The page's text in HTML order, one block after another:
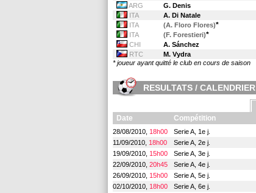
ARG
G. Denis
ITA
A. Di Natale
ITA
(A. Floro Flores)*
ITA
(F. Forestieri)*
CHI
A. Sánchez
RTC
M. Vydra
* joueur ayant quitté le club en cours de saison
RESULTATS / CALENDRIER
Date Compétition
28/08/2010, 18h00 Serie A, 1e j.
11/09/2010, 18h00 Serie A, 2e j.
19/09/2010, 15h00 Serie A, 3e j.
22/09/2010, 20h45 Serie A, 4e j.
26/09/2010, 15h00 Serie A, 5e j.
02/10/2010, 18h00 Serie A, 6e j.